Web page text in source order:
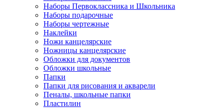
Наборы Первоклассника и Школьника
Наборы подарочные
Наборы чертежные
Наклейки
Ножи канцелярские
Ножницы канцелярские
Обложки для документов
Обложки школьные
Папки
Папки для рисования и акварели
Пеналы, школьные папки
Пластилин